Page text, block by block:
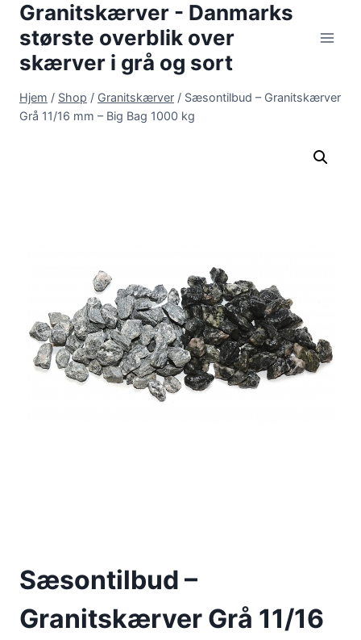
Fortsæt
indhold
Granitskærver - Danmarks
største overblik over
skærver i grå og sort
Hjem / Shop / Granitskærver / Sæsontilbud – Granitskærver
Grå 11/16 mm – Big Bag 1000 kg
Sæsontilbud –
Granitskærver Grå 11/16